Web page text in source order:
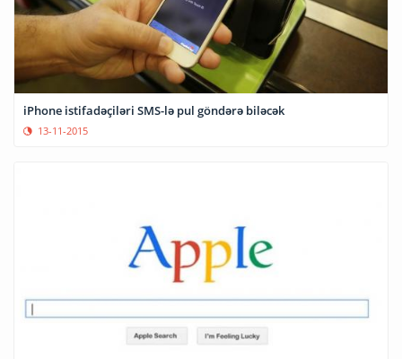
iPhone istifadəçiləri SMS-lə pul göndərə biləcək
13-11-2015